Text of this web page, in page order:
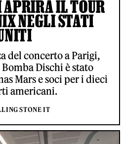
APRIRÀ IL TOUR
NEGLI STATI
del concerto a Parigi,
Dischi è stato
Mars e soci per i dieci
americani.
STONE IT